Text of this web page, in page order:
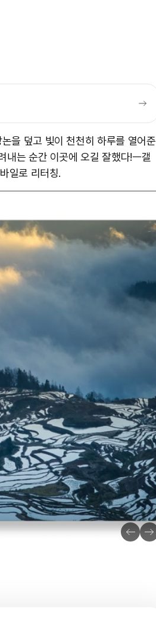
을 덮고 빛이 천천히 하루를 열어준
는 순간 이곳에 오길 잘했다! ​ㅡ갤
일로 리터칭.